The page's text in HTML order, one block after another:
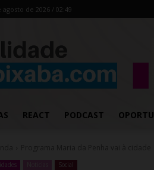
agosto de 2026 / 02:49
REACT PODCAST
Social